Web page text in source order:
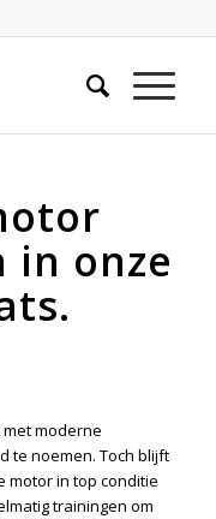
in onze
moderne
te noemen. Toch blijft
motor in top conditie
trainingen om